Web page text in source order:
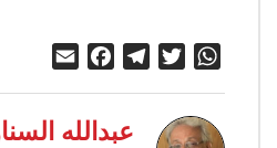
WhatsApp
Twitter
Telegram
Facebook
عبدالله